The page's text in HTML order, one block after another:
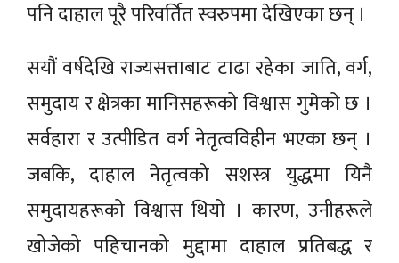
पनि दाहाल पूरै परिवर्तित स्वरुपमा देखिएका छन् ।
सयौं वर्षदेखि राज्यसत्ताबाट टाढा रहेका जाति, वर्ग,
समुदाय र क्षेत्रका मानिसहरूको विश्वास गुमेको छ ।
सर्वहारा र उत्पीडित वर्ग नेतृत्वविहीन भएका छन् ।
जबकि, दाहाल नेतृत्वको सशस्त्र युद्धमा यिनै
समुदायहरूको विश्वास थियो । कारण, उनीहरूले
खोजेको पहिचानको मुद्दामा दाहाल प्रतिबद्ध र